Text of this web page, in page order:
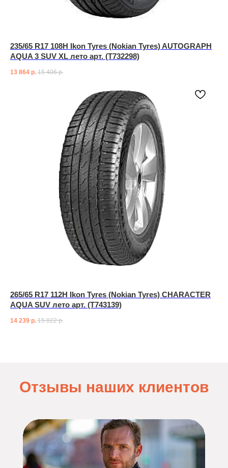
235/65 R17 108H Ikon Tyres (Nokian Tyres) AUTOGRAPH
AQUA 3 SUV XL лето арт. (T732298)
13 864 р. 15 406 р.
265/65 R17 112H Ikon Tyres (Nokian Tyres) CHARACTER
AQUA SUV лето арт. (T743139)
14 239 р. 15 822 р.
Отзывы наших клиентов